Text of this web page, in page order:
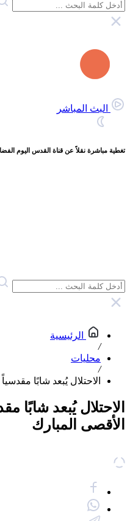
البث المباشر
تغطية مباشرة نقلاً عن قناة القدس اليوم
الرئيسية
/
محليات
/
الاحتلال يُبعد شابًا
الاحتلال يُبعد شابًا
الأقصى المبارك